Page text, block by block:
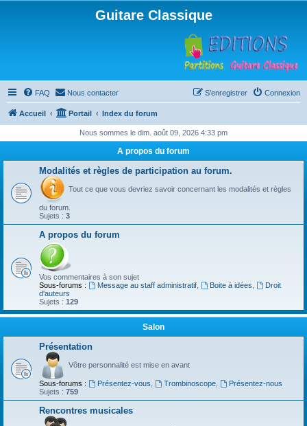
Guitare Classique
FAQ Nous contacter Connexion
S’enregistrer
Accueil Portail Index du forum
Nous sommes le dim. août 09, 2026 4:33 pm
A propos du forum
Modalités et règles de participation au forum.
Tout ce que vous devriez savoir concernant les modalités et règles
du forum.
Sujets : 3
A propos du forum
Vos commentaires à son sujet
Sous-forums :
Message au staff administratif, Boite à idées
Droit
d'auteurs
Sujets : 129
Salon
Présentation
Vôtre personnalité est mise en avant
Sous-forums : Présentez-vous Trombinoscope,
Présentez-nous
Sujets : 759
Rencontres musicales